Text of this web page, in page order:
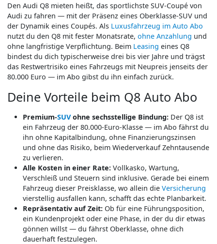
Den Audi Q8 mieten heißt, das sportlichste SUV-Coupé von
Audi zu fahren — mit der Präsenz eines Oberklasse-SUV und
der Dynamik eines Coupés. Als Luxusfahrzeug im Auto Abo
nutzt du den Q8 mit fester Monatsrate, ohne Anzahlung und
ohne langfristige Verpflichtung. Beim Leasing eines Q8
bindest du dich typischerweise drei bis vier Jahre und trägst
das Restwertrisiko eines Fahrzeugs mit Neupreis jenseits der
80.000 Euro — im Abo gibst du ihn einfach zurück.
Deine Vorteile beim Q8 Auto Abo
Premium-SUVohne sechsstellige Bindung: Der Q8 ist
ein Fahrzeug der 80.000-Euro-Klasse — im Abo fährst du
ihn ohne Kapitalbindung, ohne Finanzierungszinsen
und ohne das Risiko, beim Wiederverkauf Zehntausende
zu verlieren.
Alle Kosten in einer Rate: Vollkasko, Wartung,
Verschleiß und Steuern sind inklusive. Gerade bei einem
Fahrzeug dieser Preisklasse, wo allein die Versicherung
vierstellig ausfallen kann, schafft das echte Planbarkeit.
Repräsentativ auf Zeit: Ob für eine Führungsposition,
ein Kundenprojekt oder eine Phase, in der du dir etwas
gönnen willst — du fährst Oberklasse, ohne dich
dauerhaft festzulegen.